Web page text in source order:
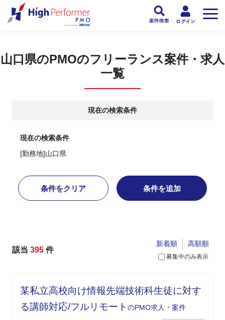
山口県のPMOのフリーランス案件・求人
一覧
現在の検索条件
現在の検索条件
[勤務地]山口県
条件をクリア 条件を追加
該当 395 件
募集中のみ表示
新着順 高額順
某私立高校向け情報先端技術科生徒に対す
る講師対応/フルリモート のPMO求人・案件